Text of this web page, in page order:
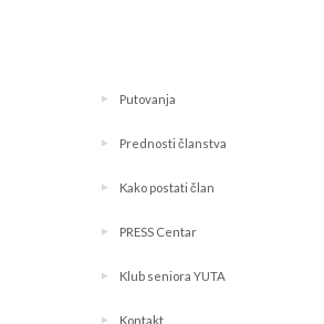
Putovanja
Prednosti članstva
Kako postati član
PRESS Centar
Klub seniora YUTA
Kontakt